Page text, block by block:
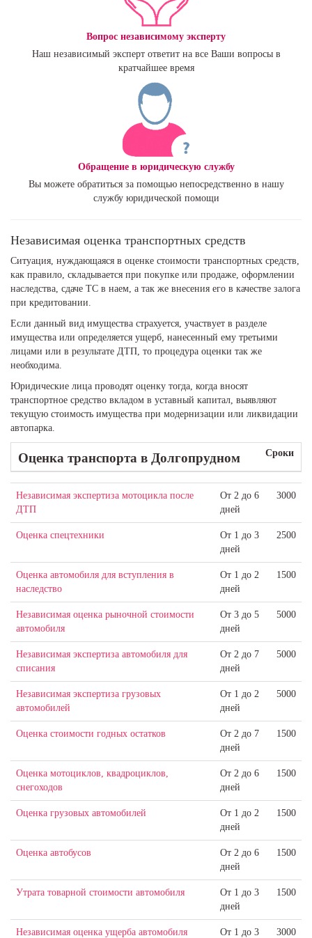
Вопрос независимому эксперту
Наш независимый эксперт ответит на все Ваши вопросы в
кратчайшее время
Обращение в юридическую службу
Вы можете обратиться за помощью непосредственно в нашу
службу юридической помощи
Независимая оценка транспортных средств
Ситуация, нуждающаяся в оценке стоимости транспортных средств,
как правило, складывается при покупке или продаже, оформлении
наследства, сдаче ТС в наем, а так же внесения его в качестве залога
при кредитовании.
Если данный вид имущества страхуется, участвует в разделе
имущества или определяется ущерб, нанесенный ему третьими
лицами или в результате ДТП, то процедура оценки так же
необходима.
Юридические лица проводят оценку тогда, когда вносят
транспортное средство вкладом в уставный капитал, выявляют
текущую стоимость имущества при модернизации или ликвидации
автопарка.
Оценка транспорта в Долгопрудном Сроки
Независимая экспертиза мотоцикла после
ДТП
От 2 до 6
дней
3000
Оценка спецтехники
От 1 до 3
дней
2500
Оценка автомобиля для вступления в
наследство
От 1 до 2
дней
1500
Независимая оценка рыночной стоимости
автомобиля
От 3 до 5
дней
5000
Независимая экспертиза автомобиля для
списания
От 2 до 7
дней
5000
Независимая экспертиза грузовых
автомобилей
От 1 до 2
дней
5000
Оценка стоимости годных остатков
От 2 до 7
дней
1500
Оценка мотоциклов, квадроциклов,
снегоходов
От 2 до 6
дней
1500
Оценка грузовых автомобилей
От 1 до 2
дней
1500
Оценка автобусов
От 2 до 6
дней
1500
Утрата товарной стоимости автомобиля
От 1 до 3
дней
1500
Независимая оценка ущерба автомобиля
От 1 до 3
3000